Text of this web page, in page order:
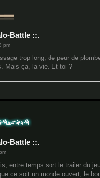
Battle ::.
pm
trop long, de peur de
Mais ça, la vie. Et toi ?
Battle ::.
entre temps sort le trailer du
ce soit un monde ouvert, le